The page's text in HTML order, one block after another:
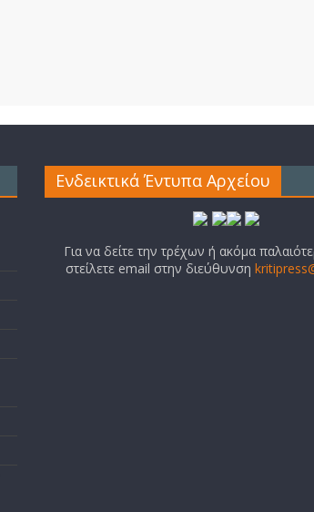
Ενδεικτικά Έντυπα Αρχείου
Για να δείτε την τρέχων ή ακόμα
στείλετε email στην διεύθυνση